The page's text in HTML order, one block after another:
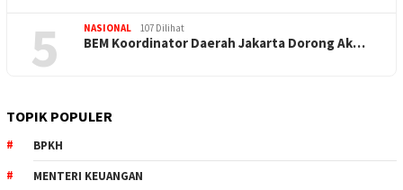
5 NASIONAL 107 Dilihat
BEM Koordinator Daerah Jakarta Dorong Ak…
TOPIK POPULER
BPKH
MENTERI KEUANGAN